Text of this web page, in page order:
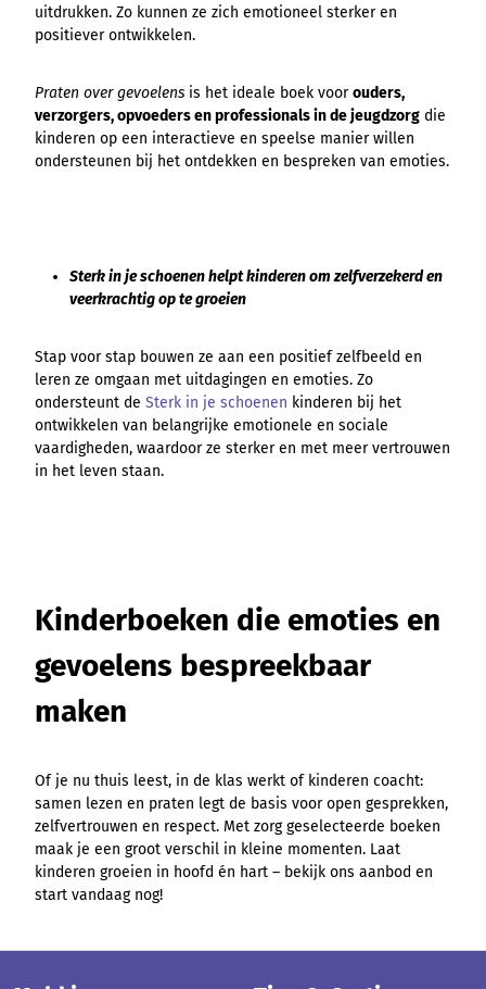
uitdrukken. Zo kunnen ze zich emotioneel sterker en
positiever ontwikkelen.
Praten over gevoelens is het ideale boek voorouders,
verzorgers, opvoeders en professionals in de jeugdzorg die
kinderen op een interactieve en speelse manier willen
ondersteunen bij het ontdekken en bespreken van emoties.
Sterk in je schoenen helpt kinderen om zelfverzekerd en
veerkrachtig op te groeien
Stap voor stap bouwen ze aan een positief zelfbeeld en
leren ze omgaan met uitdagingen en emoties. Zo
ondersteunt de Sterk in je schoenen kinderen bij het
ontwikkelen van belangrijke emotionele en sociale
vaardigheden, waardoor ze sterker en met meer vertrouwen
in het leven staan.
Kinderboeken die emoties en
gevoelens bespreekbaar
maken
Of je nu thuis leest, in de klas werkt of kinderen coacht:
samen lezen en praten legt de basis voor open gesprekken,
zelfvertrouwen en respect. Met zorg geselecteerde boeken
maak je een groot verschil in kleine momenten. Laat
kinderen groeien in hoofd én hart – bekijk ons aanbod en
start vandaag nog!